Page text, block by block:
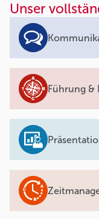
Unser
Führung &